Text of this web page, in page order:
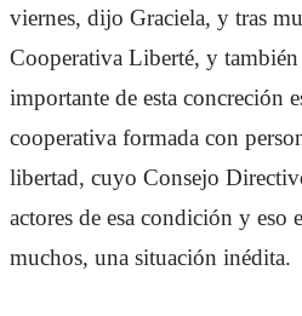
viernes, dijo Graciela, y tras
Cooperativa Liberté, y
importante de esta concreción
cooperativa formada con
libertad, cuyo Consejo
actores de esa condición y eso
muchos, una situación inédita.